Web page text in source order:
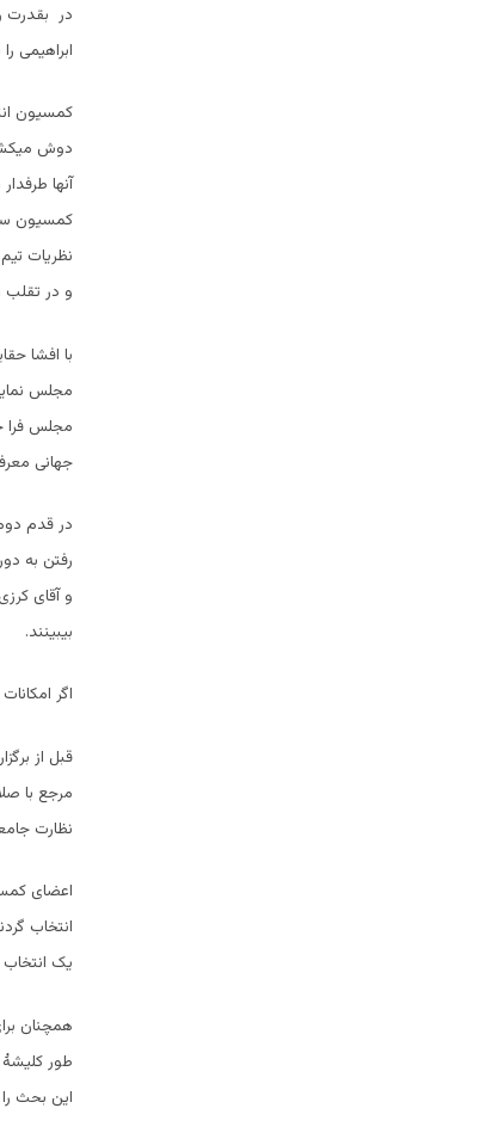
در بقدرت
ابراهیمی
کمسیون
دوش
آنها
کمسیون
نظریات
و در
با افشا
مجلس
مجلس فرا
جهانی
در قدم
رفتن به
و آقای
بیبینند.
اگر
قبل از
مرجع با
نظارت
اعضای
انتخاب
یک انتخاب
همچنان
طور
این بحث